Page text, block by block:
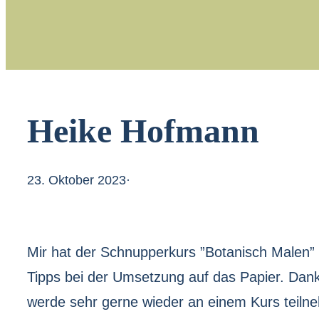
Heike Hofmann
23. Oktober 2023·
Mir hat der Schnupperkurs ”Botanisch
Tipps bei der Umsetzung auf das Papier.
werde sehr gerne wieder an einem Kurs